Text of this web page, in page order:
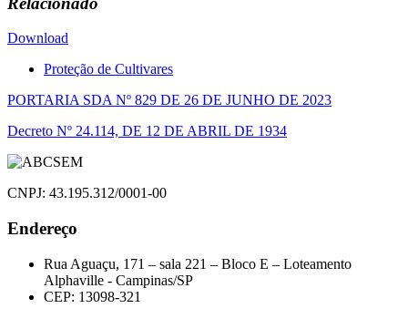
Download
Proteção de Cultivares
Navegação
de
Post
PORTARIA SDA Nº 829 DE 26 DE JUNHO DE 2023
Decreto Nº 24.114, DE 12 DE ABRIL DE 1934
CNPJ: 43.195.312/0001-00
Endereço
Rua Aguaçu, 171 – sala 221 – Bloco E – Loteamento
Alphaville - Campinas/SP
CEP: 13098-321